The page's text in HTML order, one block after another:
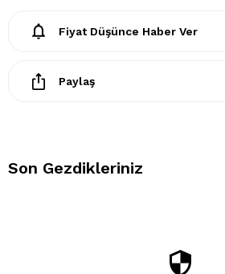
Fiyat Düşünce Haber Ver
Paylaş
Son Gezdikleriniz